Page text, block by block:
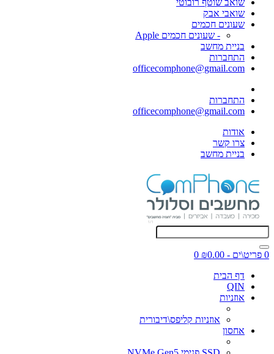
שואב שוטף רובוטי
שואבי אבק
שעונים חכמים
- שעונים חכמים Apple
בניית מחשב
התחברות
officecomphone@gmail.com
התחברות
officecomphone@gmail.com
אודות
צרו קשר
בניית מחשב
0 פריט\ים - ₪0.00
0
דף הבית
QIN
אוזניות
אוזניות קליפס\דיבורית
אחסון